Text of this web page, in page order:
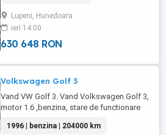
Lupeni, Hunedoara
ieri 14:00
630 648 RON
Volkswagen Golf 3
Vand VW Golf 3. Vand Volkswagen Golf 3,
motor 1.6 ,benzina, stare de functionare
impecabil, RAR pana in 2019, plus un rand
1996 | benzina | 204000 km